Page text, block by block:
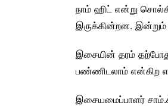
நாம் ஹிட் என்று
இருக்கின்றன. இன்றும்
இசையின் தரம்
பண்ணிடலாம் என்கிற
இசையமைப்பாளர்